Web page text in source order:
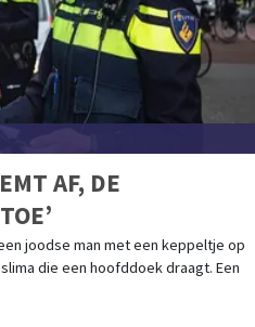
AF, DE
joodse man met een keppeltje op
die een hoofddoek draagt. Een